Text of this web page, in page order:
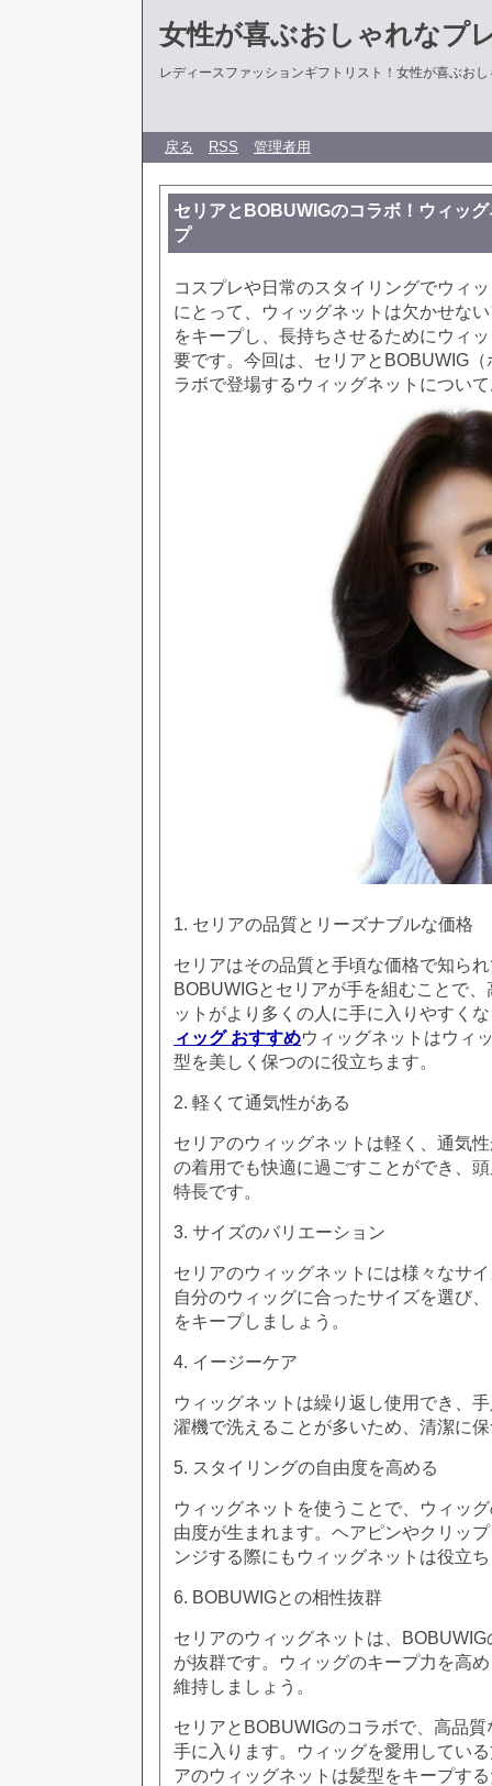
女性が喜ぶおしゃれなプ
レディースファッションギフトリスト！女性が喜ぶお
戻る RSS 管理者用
セリアとBOBUWIGのコラボ！ウィッ
プ
コスプレや日常のスタイリングでウィ
にとって、ウィッグネットは欠かせな
をキープし、長持ちさせるためにウィ
要です。今回は、セリアとBOBUWIG
ラボで登場するウィッグネットについ
1. セリアの品質とリーズナブルな価格
セリアはその品質と手頃な価格で知ら
BOBUWIGとセリアが手を組むことで
ットがより多くの人に手に入りやすく
ィッグ おすすめウィッグネットはウィ
型を美しく保つのに役立ちます。
2. 軽くて通気性がある
セリアのウィッグネットは軽く、通気
の着用でも快適に過ごすことができ、
特長です。
3. サイズのバリエーション
セリアのウィッグネットには様々なサ
自分のウィッグに合ったサイズを選び
をキープしましょう。
4. イージーケア
ウィッグネットは繰り返し使用でき、
濯機で洗えることが多いため、清潔に
5. スタイリングの自由度を高める
ウィッグネットを使うことで、ウィッ
由度が生まれます。ヘアピンやクリッ
ンジする際にもウィッグネットは役立
6. BOBUWIGとの相性抜群
セリアのウィッグネットは、
が抜群です。ウィッグのキープ力を高
維持しましょう。
セリアとBOBUWIGのコラボで、高品
手に入ります。ウィッグを愛用してい
アのウィッグネットは髪型をキープす